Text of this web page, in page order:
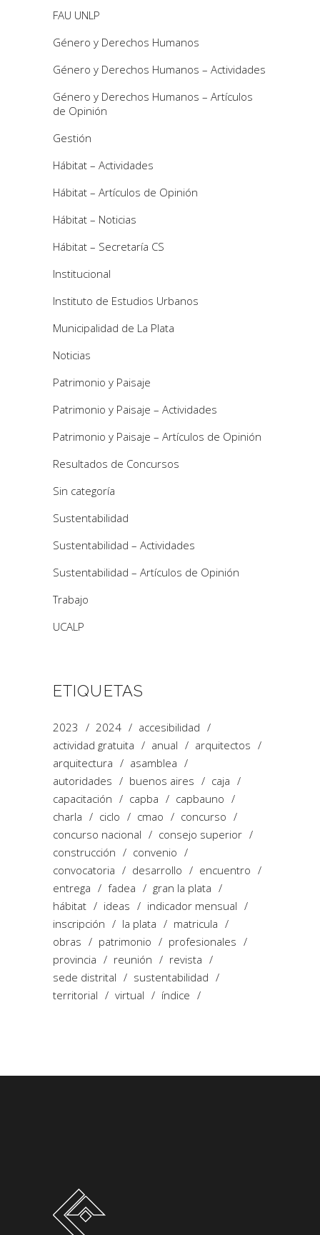
FAU UNLP
Género y Derechos Humanos
Género y Derechos Humanos – Actividades
Género y Derechos Humanos – Artículos
de Opinión
Gestión
Hábitat – Actividades
Hábitat – Artículos de Opinión
Hábitat – Noticias
Hábitat – Secretaría CS
Institucional
Instituto de Estudios Urbanos
Municipalidad de La Plata
Noticias
Patrimonio y Paisaje
Patrimonio y Paisaje – Actividades
Patrimonio y Paisaje – Artículos de Opinión
Resultados de Concursos
Sin categoría
Sustentabilidad
Sustentabilidad – Actividades
Sustentabilidad – Artículos de Opinión
Trabajo
UCALP
ETIQUETAS
2023 2024
accesibilidad
actividad gratuita
anual
arquitectos
arquitectura
asamblea
autoridades
buenos aires
caja
capacitación
capba
capbauno
charla
ciclo cmao
concurso
concurso nacional
consejo superior
construcción
convenio
convocatoria
desarrollo
encuentro
entrega
fadea
gran la plata
hábitat
ideas
indicador mensual
inscripción
la plata
matricula
obras
patrimonio
profesionales
provincia
reunión
revista
sede distrital
sustentabilidad
territorial
virtual índice